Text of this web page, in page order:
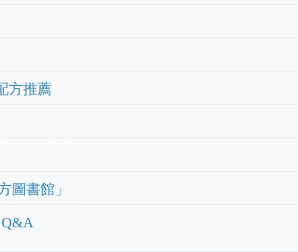
方推薦
圖書館」
Q&A